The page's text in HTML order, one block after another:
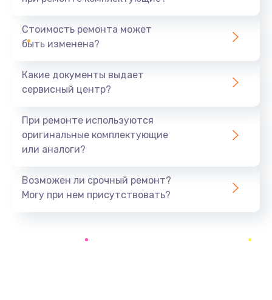
490 руб.
Ремонт каркаса
Заказать
Замена конденсатора
Заказать
Стоимость ремонта может
быть изменена?
Какие документы выдает
сервисный центр?
При ремонте используются
оригинальные комплектующие
или аналоги?
Возможен ли срочный ремонт?
Могу при нем присутствовать?